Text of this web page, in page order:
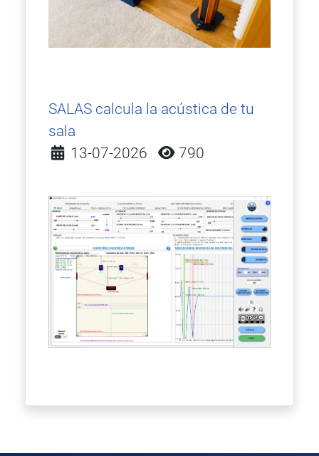
SALAS calcula la acústica de tu
sala
Detalles
13-07-2026 790